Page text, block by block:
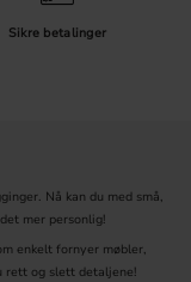
Sikre betalinger
Nå kan du med små,
mer personlig!
enkelt fornyer møbler,
rett og slett detaljene!